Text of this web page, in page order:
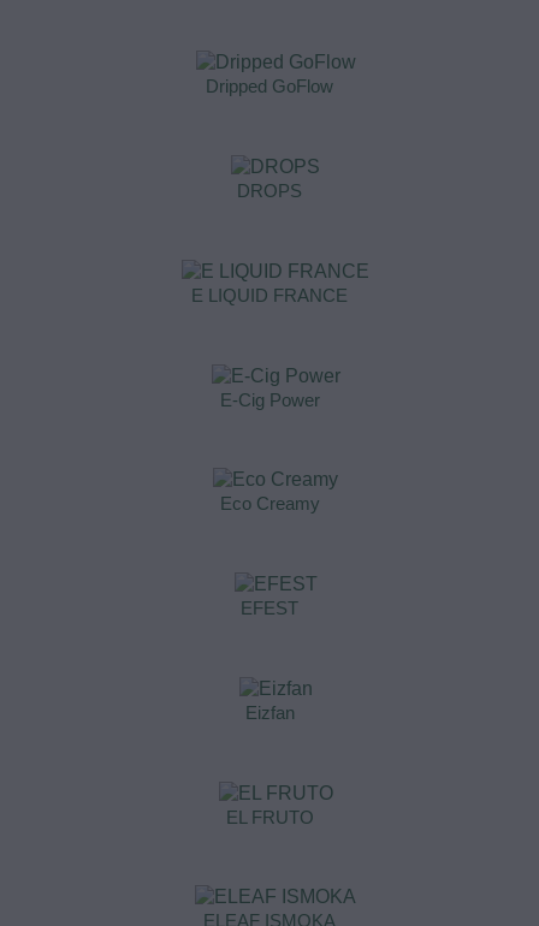
Dripped GoFlow
DROPS
E LIQUID FRANCE
E-Cig Power
Eco Creamy
EFEST
Eizfan
EL FRUTO
ELEAF ISMOKA